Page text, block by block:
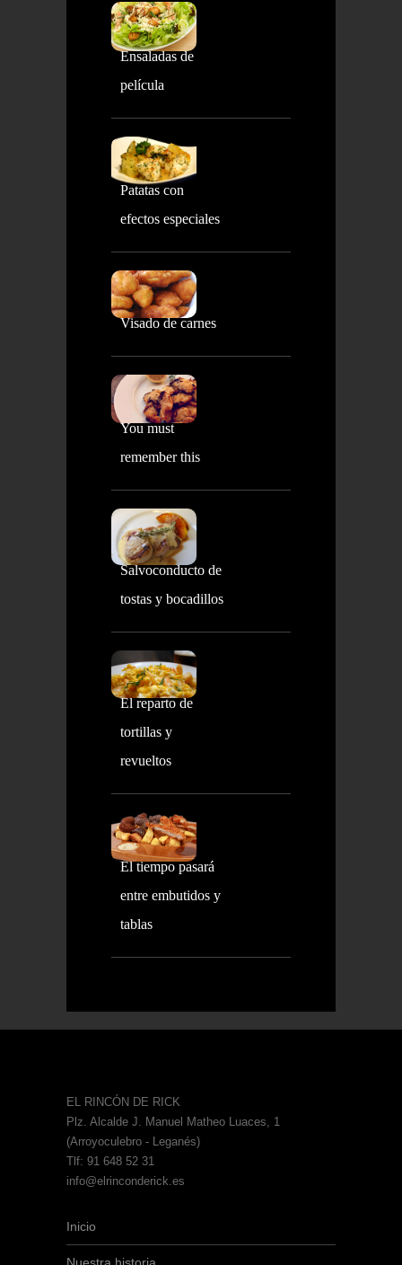
Ensaladas de
película
Patatas con
efectos especiales
Visado de carnes
You must
remember this
Salvoconducto de
tostas y bocadillos
El reparto de
tortillas y
revueltos
El tiempo pasará
entre embutidos y
tablas
EL RINCÓN DE RICK
Plz. Alcalde J. Manuel Matheo Luaces, 1
(Arroyoculebro - Leganés)
Tlf: 91 648 52 31
info@elrinconderick.es
Inicio